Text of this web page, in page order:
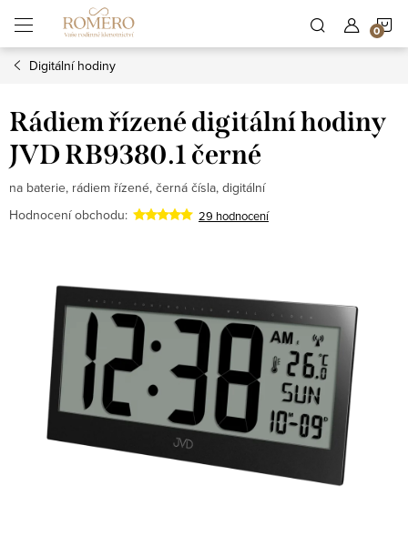
obsah
Digitální hodiny
Rádiem řízené digitální hodiny
JVD RB9380.1 černé
na baterie, rádiem řízené, černá čísla, digitální
Hodnocení obchodu:
29 hodnocení